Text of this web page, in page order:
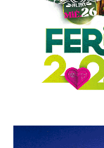
su conclusión en
operar el
levantarlo.
El otro bloque,
consorcio, la
reportaje de
marzo de 2025),